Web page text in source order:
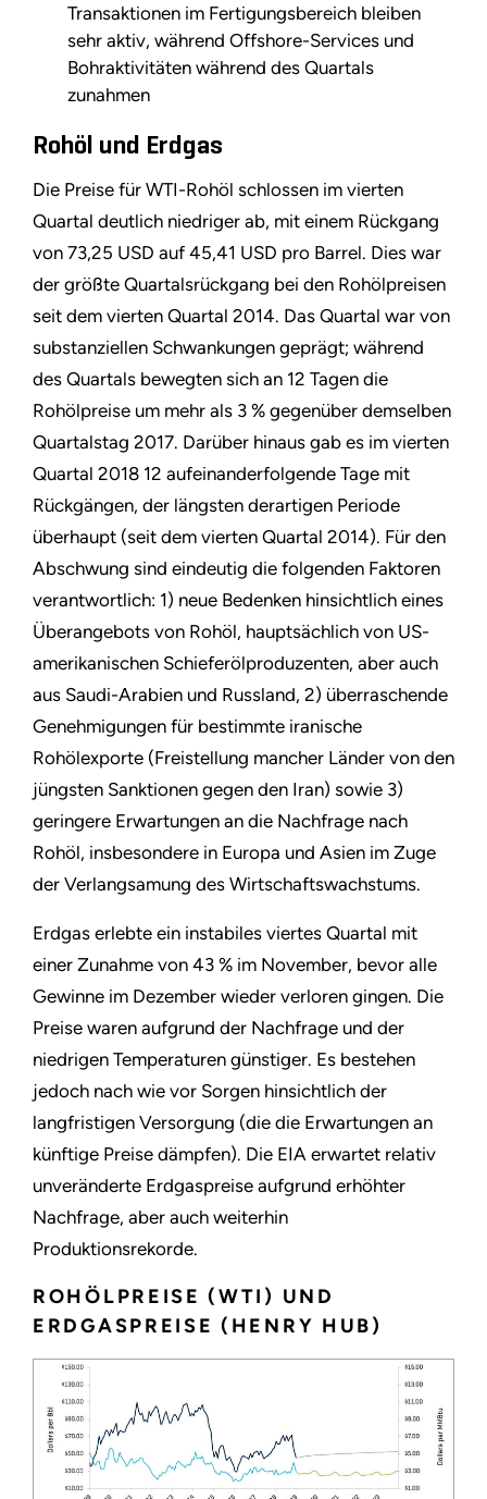
Transaktionen im Fertigungsbereich bleiben
sehr aktiv, während Offshore-Services und
Bohraktivitäten während des Quartals
zunahmen
Rohöl und Erdgas
Die Preise für WTI-Rohöl schlossen im vierten
Quartal deutlich niedriger ab, mit einem Rückgang
von 73,25 USD auf 45,41 USD pro Barrel. Dies war
der größte Quartalsrückgang bei den Rohölpreisen
seit dem vierten Quartal 2014. Das Quartal war von
substanziellen Schwankungen geprägt; während
des Quartals bewegten sich an 12 Tagen die
Rohölpreise um mehr als 3 % gegenüber demselben
Quartalstag 2017. Darüber hinaus gab es im vierten
Quartal 2018 12 aufeinanderfolgende Tage mit
Rückgängen, der längsten derartigen Periode
überhaupt (seit dem vierten Quartal 2014). Für den
Abschwung sind eindeutig die folgenden Faktoren
verantwortlich: 1) neue Bedenken hinsichtlich eines
Überangebots von Rohöl, hauptsächlich von US-
amerikanischen Schieferölproduzenten, aber auch
aus Saudi-Arabien und Russland, 2) überraschende
Genehmigungen für bestimmte iranische
Rohölexporte (Freistellung mancher Länder von den
jüngsten Sanktionen gegen den Iran) sowie 3)
geringere Erwartungen an die Nachfrage nach
Rohöl, insbesondere in Europa und Asien im Zuge
der Verlangsamung des Wirtschaftswachstums.
Erdgas erlebte ein instabiles viertes Quartal mit
einer Zunahme von 43 % im November, bevor alle
Gewinne im Dezember wieder verloren gingen. Die
Preise waren aufgrund der Nachfrage und der
niedrigen Temperaturen günstiger. Es bestehen
jedoch nach wie vor Sorgen hinsichtlich der
langfristigen Versorgung (die die Erwartungen an
künftige Preise dämpfen). Die EIA erwartet relativ
unveränderte Erdgaspreise aufgrund erhöhter
Nachfrage, aber auch weiterhin
Produktionsrekorde.
ROHÖLPREISE (WTI) UND
ERDGASPREISE (HENRY HUB)